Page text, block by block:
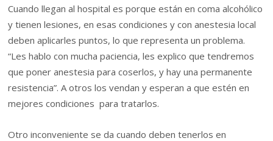
Cuando llegan al hospital es porque están en coma alcohólico
y tienen lesiones, en esas condiciones y con anestesia local
deben aplicarles puntos, lo que representa un problema.
“Les hablo con mucha paciencia, les explico que tendremos
que poner anestesia para coserlos, y hay una permanente
resistencia”. A otros los vendan y esperan a que estén en
mejores condiciones para tratarlos.
Otro inconveniente se da cuando deben tenerlos en